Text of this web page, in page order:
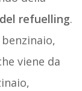
refuelling.
viene da